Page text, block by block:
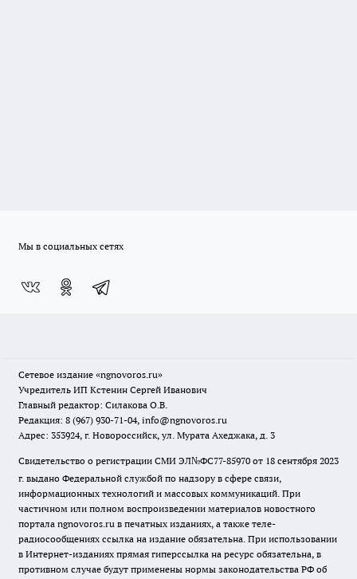
Мы в социальных сетях
Сетевое издание «ngnovoros.ru»
Учредитель ИП Кстенин Сергей Иванович
Главный редактор: Силакова О.В.
Редакция: 8 (967) 930-71-04, info@ngnovoros.ru
Адрес: 353924, г. Новороссийск, ул. Мурата Ахеджака, д. 3
Свидетельство о регистрации СМИ ЭЛ№ФС77-85970 от 18 сентября 2023
г. выдано Федеральной службой по надзору в сфере связи,
информационных технологий и массовых коммуникаций. При
частичном или полном воспроизведении материалов новостного
портала ngnovoros.ru в печатных изданиях, а также теле-
радиосообщениях ссылка на издание обязательна. При использовании
в Интернет-изданиях прямая гиперссылка на ресурс обязательна, в
противном случае будут применены нормы законодательства РФ об